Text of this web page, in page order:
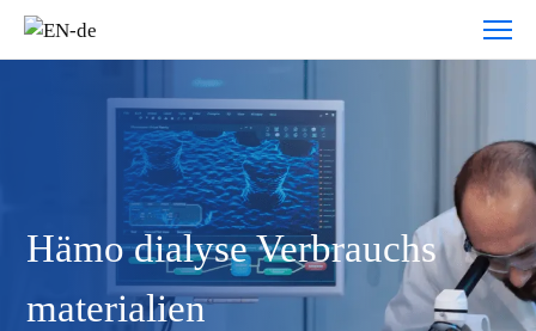
Hämo
dialyse
Hämo dialyse Verbrauchs
materialien